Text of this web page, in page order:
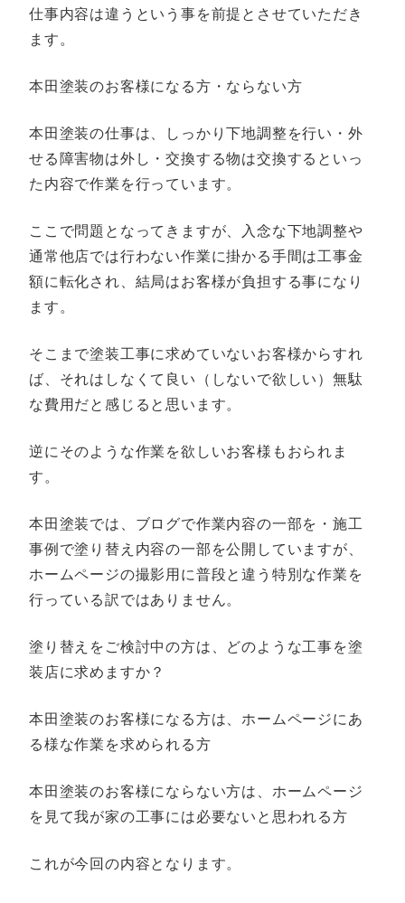
仕事内容は違うという事を前提とさせていただき
ます。
本田塗装のお客様になる方・ならない方
本田塗装の仕事は、しっかり下地調整を行い・外
せる障害物は外し・交換する物は交換するといっ
た内容で作業を行っています。
ここで問題となってきますが、入念な下地調整や
通常他店では行わない作業に掛かる手間は工事金
額に転化され、結局はお客様が負担する事になり
ます。
そこまで塗装工事に求めていないお客様からすれ
ば、それはしなくて良い（しないで欲しい）無駄
な費用だと感じると思います。
逆にそのような作業を欲しいお客様もおられま
す。
本田塗装では、ブログで作業内容の一部を・施工
事例で塗り替え内容の一部を公開していますが、
ホームページの撮影用に普段と違う特別な作業を
行っている訳ではありません。
塗り替えをご検討中の方は、どのような工事を塗
装店に求めますか？
本田塗装のお客様になる方は、ホームページにあ
る様な作業を求められる方
本田塗装のお客様にならない方は、ホームページ
を見て我が家の工事には必要ないと思われる方
これが今回の内容となります。